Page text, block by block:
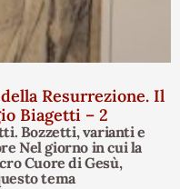
Resurrezione. Il
Biagetti – 2
Bozzetti, varianti e
Nel giorno in cui la
Cuore di Gesù,
tema